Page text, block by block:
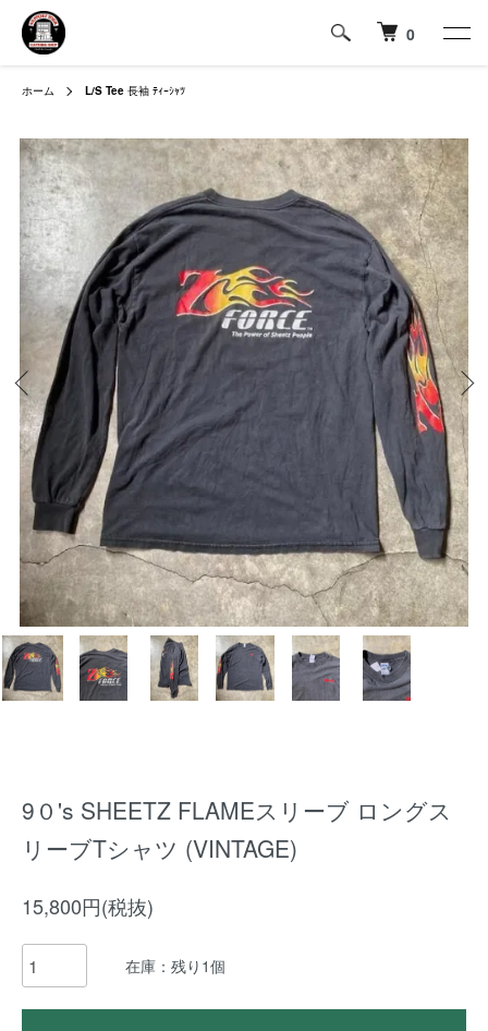
0
ホーム L/S Tee 長袖 ﾃｨｰｼｬﾂ
9０'s SHEETZ FLAMEスリーブ ロングス
リーブTシャツ (VINTAGE)
15,800円(税抜)
在庫：残り1個